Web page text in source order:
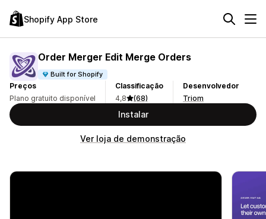
Shopify App Store
Order Merger Edit Merge Orders
Built for Shopify
Preços
Plano gratuito disponível
Classificação
4,8
(68)
Desenvolvedor
Triom
Instalar
Ver loja de demonstração